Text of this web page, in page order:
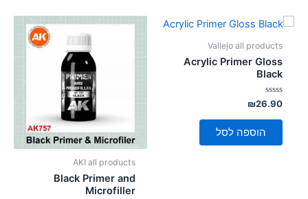
Vallejo all products
Acrylic Primer Gloss
Black
דורג
0
מתוך
₪26.90
הוספה לסל
AKI all products
Black Primer and
Microfiller